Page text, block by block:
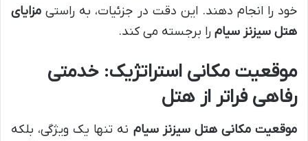
خود را انجام دهند. این دقت در جزئیات، به راستی مزایای
هتل سیزنز سیام را برجسته می کند.
موقعیت مکانی استراتژیک: خدمتی
رفاهی فراتر از هتل
موقعیت مکانی هتل سیزنز سیام نه تنها یک ویژگی، بلکه